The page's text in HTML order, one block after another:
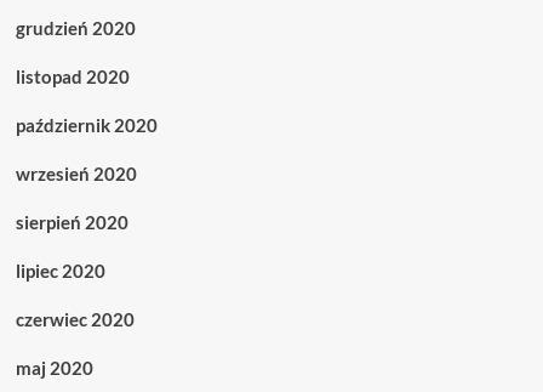
grudzień 2020
listopad 2020
październik 2020
wrzesień 2020
sierpień 2020
lipiec 2020
czerwiec 2020
maj 2020